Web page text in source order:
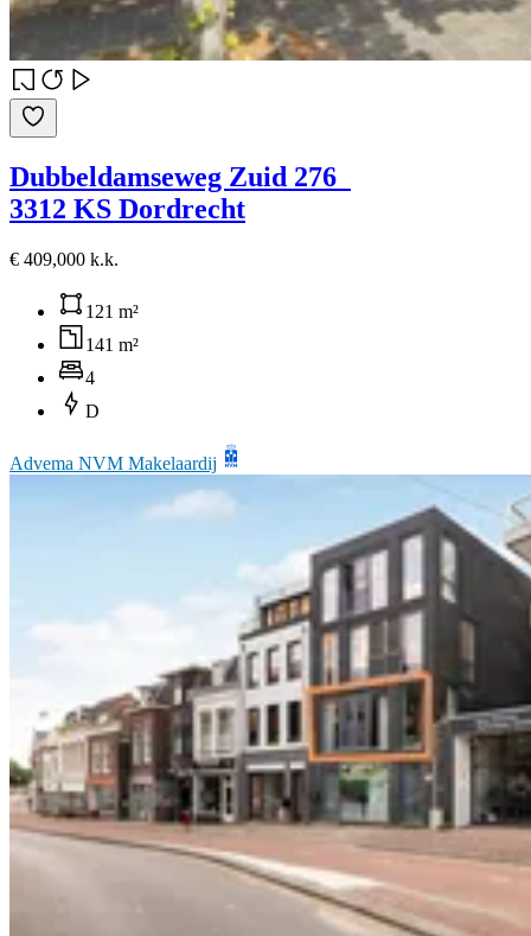
Dubbeldamseweg Zuid 276
3312 KS Dordrecht
€ 409,000 k.k.
121 m²
141 m²
4
D
Advema NVM Makelaardij